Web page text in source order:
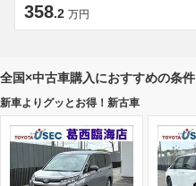
358.2 万円
全国×中古車購入におすすめの条件
新車よりグッとお得！新古車